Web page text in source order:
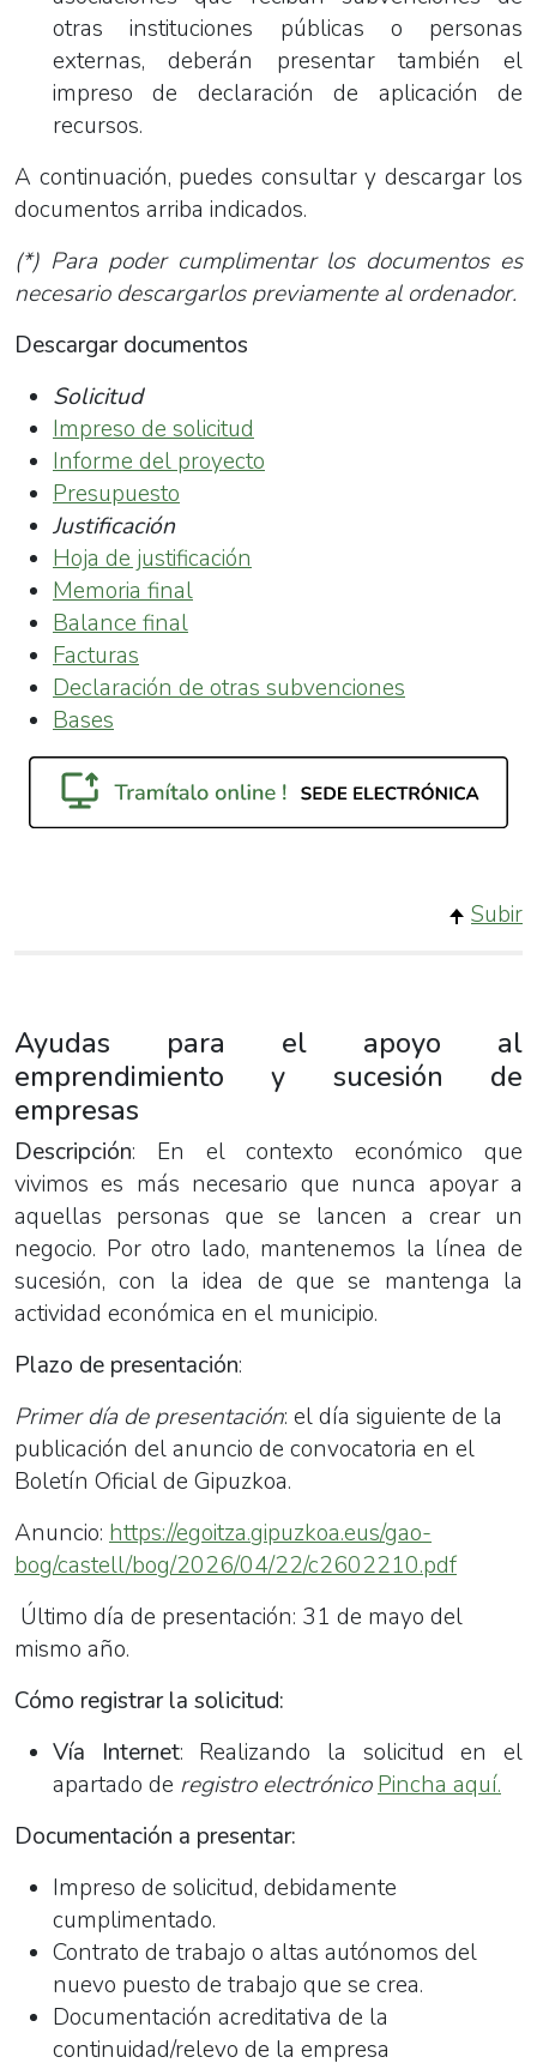
otras instituciones públicas o personas
externas, deberán presentar también el
impreso de declaración de aplicación de
recursos.
A continuación, puedes consultar y descargar los
documentos arriba indicados.
(*) Para poder cumplimentar los documentos es
necesario descargarlos previamente al ordenador.
Descargar documentos
Solicitud
Impreso de solicitud
Informe del proyecto
Presupuesto
Justificación
Hoja de justificación
Memoria final
Balance final
Facturas
Declaración de otras subvenciones
Bases
Subir
Ayudas para el apoyo al
emprendimiento y sucesión de
empresas
Descripción: En el contexto económico que
vivimos es más necesario que nunca apoyar a
aquellas personas que se lancen a crear un
negocio. Por otro lado, mantenemos la línea de
sucesión, con la idea de que se mantenga la
actividad económica en el municipio.
Plazo de presentación:
Primer día de presentación: el día siguiente de la
publicación del anuncio de convocatoria en el
Boletín Oficial de Gipuzkoa.
Anuncio: https://egoitza.gipuzkoa.eus/gao-
bog/castell/bog/2026/04/22/c2602210.pdf
Último día de presentación: 31 de mayo del
mismo año.
Cómo registrar la solicitud:
Vía Internet: Realizando la solicitud en el
apartado de registro electrónicoPincha aquí.
Documentación a presentar:
Impreso de solicitud, debidamente
cumplimentado.
Contrato de trabajo o altas autónomos del
nuevo puesto de trabajo que se crea.
Documentación acreditativa de la
continuidad/relevo de la empresa